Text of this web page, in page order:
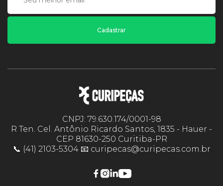
Cadastrar
CNPJ: 79.630.174/0001-98
R Ten. Cel. Antônio Ricardo Santos, 1835 - Hauer -
CEP 81630-250 Curitiba-PR
📞 (41) 2103-5304 📧 curipecas@curipecas.com.br